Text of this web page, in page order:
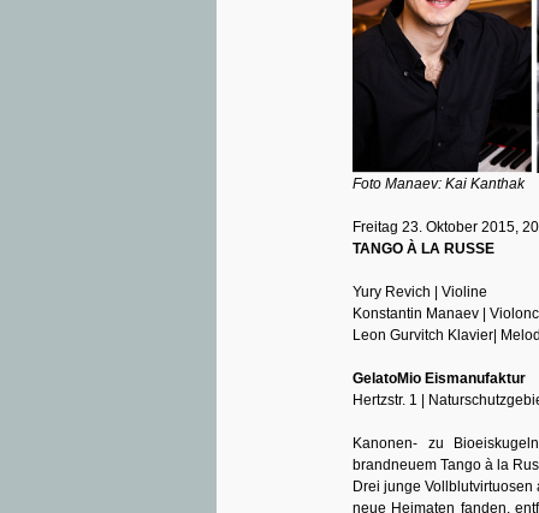
Foto Manaev: Kai Kanthak
Freitag 23. Oktober 2015,
TANGO À LA RUSSE
Yury Revich | Violine
Konstantin Manaev |
Leon Gurvitch Klavier|
GelatoMio Eismanufaktur
Hertzstr. 1 |
Kanonen- zu
brandneuem Tango à la
Drei junge
neue Heimaten fanden,